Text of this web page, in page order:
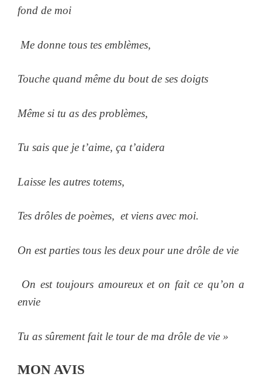
fond de moi
Me donne tous tes emblèmes,
Touche quand même du bout de ses doigts
Même si tu as des problèmes,
Tu sais que je t’aime, ça t’aidera
Laisse les autres totems,
Tes drôles de poèmes, et viens avec moi.
On est parties tous les deux pour une drôle de vie
On est toujours amoureux et on fait ce qu’on a
envie
Tu as sûrement fait le tour de ma drôle de vie »
MON AVIS